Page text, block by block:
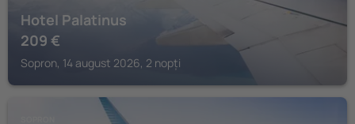
Hotel Palatinus
209 €
Sopron, 14 august 2026, 2 nopți